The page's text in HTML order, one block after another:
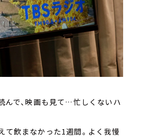
んで、映画も見て…忙しくないハ
て飲まなかった1週間。よく我慢